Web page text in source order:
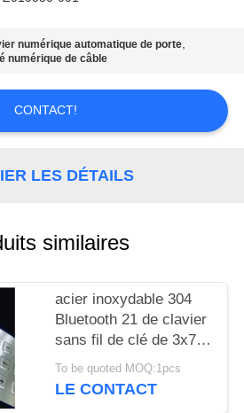
numérique automatique de porte,
numérique de câble
CONTACT!
LES DÉTAILS
similaires
acier inoxydable 304
Bluetooth 21 de clavier
sans fil de clé de 3x7
Matrix
To be quoted MOQ:1pcs
LE CONTACT